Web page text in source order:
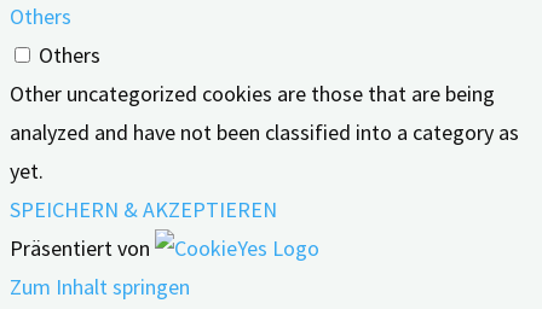
Others
Others
Other uncategorized cookies are those that are being
analyzed and have not been classified into a category as
yet.
SPEICHERN & AKZEPTIEREN
Präsentiert von
Zum Inhalt springen